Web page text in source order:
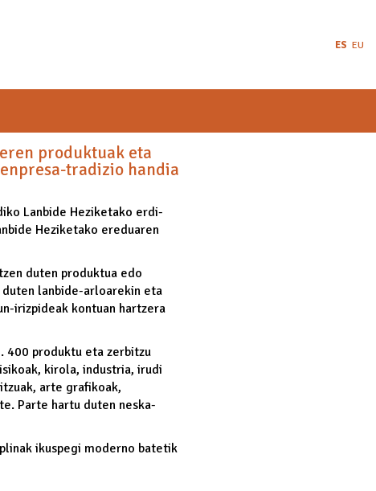
ES EU
produktuak eta
tradizio handia
Lanbide Heziketako erdi-
Heziketako ereduaren
duten produktua edo
lanbide-arloarekin eta
irizpideak kontuan hartzera
400 produktu eta zerbitzu
kirola, industria, irudi
arte grafikoak,
Parte hartu duten neska-
ikuspegi moderno batetik